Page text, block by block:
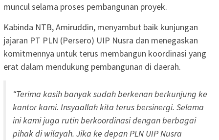
muncul selama proses pembangunan proyek.
Kabinda NTB, Amiruddin, menyambut baik kunjungan
jajaran PT PLN (Persero) UIP Nusra dan menegaskan
komitmennya untuk terus membangun koordinasi yang
erat dalam mendukung pembangunan di daerah.
“Terima kasih banyak sudah berkenan berkunjung ke
kantor kami. Insyaallah kita terus bersinergi. Selama
ini kami juga rutin berkoordinasi dengan berbagai
pihak di wilayah. Jika ke depan PLN UIP Nusra